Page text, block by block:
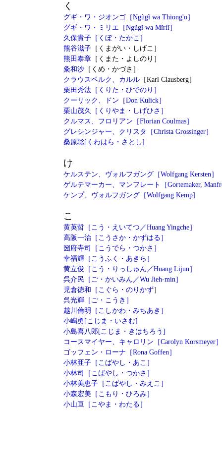
く
グギ・ワ・ジオンゴ［Ngũgĩ wa Thiong'o］
グギ・ワ・ミリエ［Ngũgĩ wa Mĩriĩ］
久保貴子［くぼ・たかこ］
熊谷滋子 ［くまがい・しげこ］
熊田泰章 ［くまた・よしのり］
粂和沙 ［くめ・かづさ］
クラウスベルク、カルル ［Karl Clausberg］
栗田秀法［くりた・ひでのり］
クーリック、ドン［Don Kulick］
栗山茂久［くりやま・しげひさ］
クルマス、フロリアン［Florian Coulmas］
グレシンジャー、クリスタ［Christa Grossinger］
桑原聡[くわはら・さとし]
け
ケルステン、ヴォルフガング［Wolfgang Kersten］
ゲルテマーカー 、マンフレート［Gortemaker,
ケンプ、ヴォルフガング［Wolfgang Kemp]
こ
黄英哲［こう・えいてつ／Huang Yingche］
高阪一治［こうさか・かずはる］
圀府寺司［こうでら・つかさ］
幸福輝［こうふく・あきら］
黄立俊［こう・りっしゅん／Huang Lijun］
呉介民［ご・かいみん／Wu Jieh-min］
児倉徳和［こぐら・のりかず］
呉光輝［ご・こうき］
越川倫明［こしかわ・みちあき］
小嶋勇[こじま・いさむ]
小島喜八郎[こじま・きはちろう]
コースマイヤー、キャロリン［Carolyn Korsmeyer］
ゴッフェン・ローナ［Rona Goffen］
小林亜子［こばやし・あこ］
小林司［こばやし・つかさ］
小林美恵子［こばやし・みえこ］
小森宏美［こもり・ひろみ］
小山亘［こやま・わたる］